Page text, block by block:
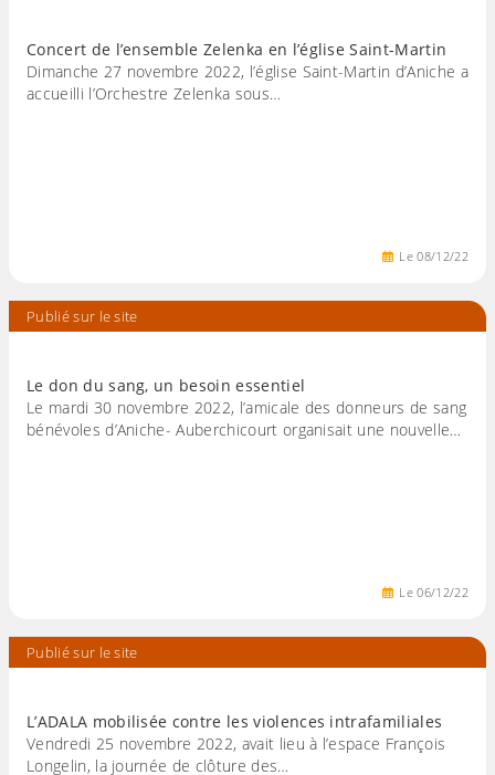
Concert de l’ensemble Zelenka en l’église Saint-Martin
Dimanche 27 novembre 2022, l’église Saint-Martin d’Aniche a
accueilli l’Orchestre Zelenka sous…
Le08/12/22
Publié sur le site
Le don du sang, un besoin essentiel
Le mardi 30 novembre 2022, l’amicale des donneurs de sang
bénévoles d’Aniche- Auberchicourt organisait une nouvelle…
Le06/12/22
Publié sur le site
L’ADALA mobilisée contre les violences intrafamiliales
Vendredi 25 novembre 2022, avait lieu à l’espace François
Longelin, la journée de clôture des…